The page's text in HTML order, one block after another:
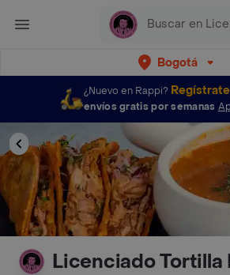
Bogotá
¿Nuevo en Rappi? Regístrate
envíos gratis por semanas
Licenciado Tortilla